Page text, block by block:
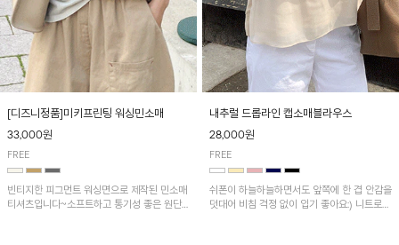
[디즈니정품]미키프린팅 워싱민소매
33,000원
FREE
빈티지한 피그먼트 워싱면으로 제작된 민소매
티셔츠입니다~소프트하고 통기성 좋은 원단
내추럴 드롭라인 캡소매블라우스
28,000원
FREE
쉬폰이 하늘하늘하면서도 앞쪽에 한 겹 안감을
덧대어 비침 걱정 없이 입기 좋아요:) 니트로